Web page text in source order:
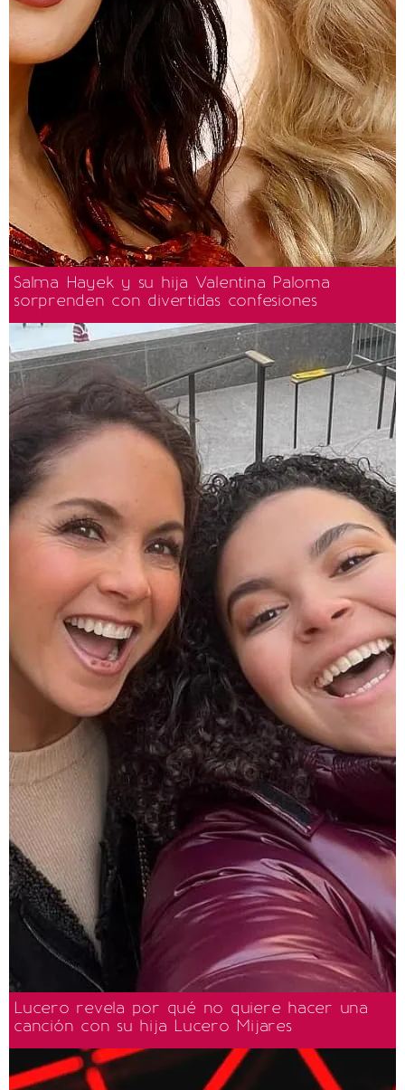
Salma Hayek y su hija Valentina Paloma
sorprenden con divertidas confesiones
Lucero revela por qué no quiere hacer una
canción con su hija Lucero Mijares